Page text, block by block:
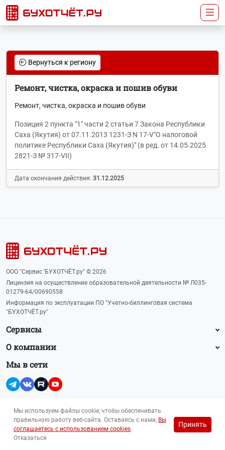
Вернуться к региону
Ремонт, чистка, окраска и пошив обуви
Ремонт, чистка, окраска и пошив обуви
Позиция 2 пункта "1" части 2 статьи 7 Закона Республики
Саха (Якутия) от 07.11.2013 1231-З N 17-V"О налоговой
политике Республики Саха (Якутия)" (в ред. от 14.05.2025
2821-З № 317-VII)
Дата окончания действия: 31.12.2025
ООО "Сервис 'БУХОТЧЁТ.ру" © 2026
Лицензия на осуществление образовательной деятельности № Л035-
01279-64/00690558
Информация по эксплуатации ПО "Учетно-биллинговая система
"БУХОТЧЁТ.ру"
Сервисы
О компании
Мы в сети
Для лиц 16+
Прайс-лист на рекламу (PDF, 145 Кб)
Мы используем файлы cookie, чтобы обеспечивать
правильную работу веб-сайта. Оставаясь с нами, Вы
соглашаетесь с использованием cookies.
Отказаться
Принять